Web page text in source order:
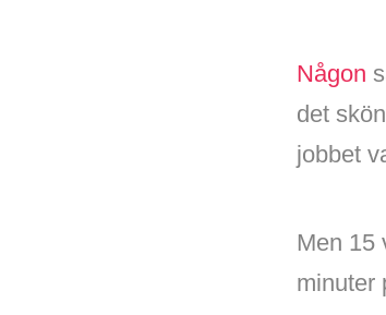
Någon
det
jobbet
Men 15
minuter